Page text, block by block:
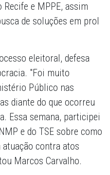
e MPPE, assim
de soluções em prol
eleitoral, defesa
"Foi muito
Público nas
diante do que ocorreu
Essa semana, participei
e do TSE sobre como
contra atos
Marcos Carvalho.